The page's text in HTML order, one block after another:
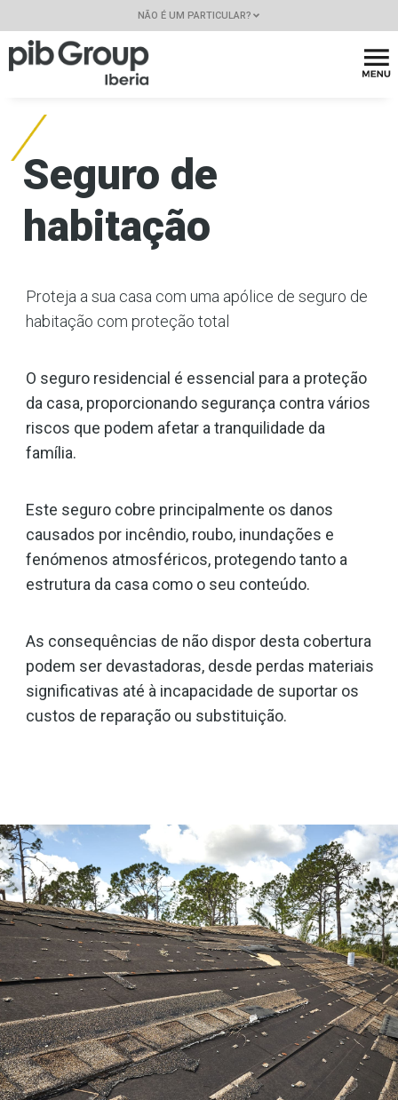
NÃO É UM PARTICULAR?
Seguro de
habitação
Proteja a sua casa com uma apólice de seguro de
habitação com proteção total
O seguro residencial é essencial para a proteção
da casa, proporcionando segurança contra vários
riscos que podem afetar a tranquilidade da
família.
Este seguro cobre principalmente os danos
causados por incêndio, roubo, inundações e
fenómenos atmosféricos, protegendo tanto a
estrutura da casa como o seu conteúdo.
As consequências de não dispor desta cobertura
podem ser devastadoras, desde perdas materiais
significativas até à incapacidade de suportar os
custos de reparação ou substituição.